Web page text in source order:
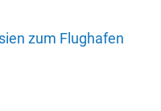
zum Flughafen